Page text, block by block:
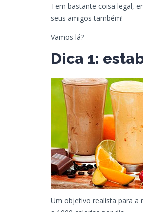
Tem bastante coisa legal,
seus amigos também!
Vamos lá?
Dica 1:
Um objetivo realista para a